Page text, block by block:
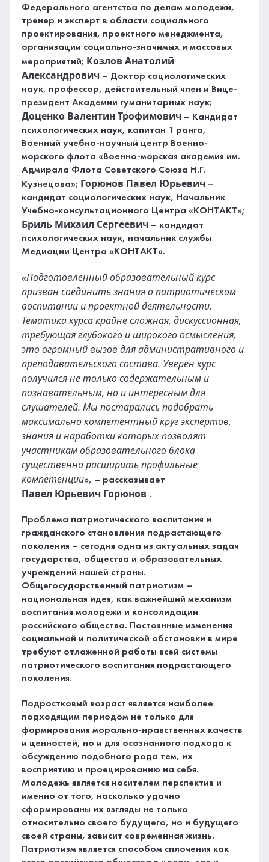
Федерального агентства по делам молодежи,
тренер и эксперт в области социального
проектирования, проектного менеджмента,
организации социально-значимых и массовых
мероприятий; Козлов Анатолий
Александрович – Доктор социологических
наук, профессор, действительный член и Вице-
президент Академии гуманитарных наук;
Доценко Валентин Трофимович – Кандидат
психологических наук, капитан 1 ранга,
Военный учебно-научный центр Военно-
морского флота «Военно-морская академия им.
Адмирала Флота Советского Союза Н.Г.
Кузнецова»; Горюнов Павел Юрьевич –
кандидат социологических наук, Начальник
Учебно-консультационного Центра «КОНТАКТ»;
Бриль Михаил Сергеевич – кандидат
психологических наук, начальник службы
Медиации Центра «КОНТАКТ».
«Подготовленный образовательный курс
призван соединить знания о патриотическом
воспитании и проектной деятельности.
Тематика курса крайне сложная, дискуссионная,
требующая глубокого и широкого осмысления,
это огромный вызов для административного и
преподавательского состава. Уверен курс
получился не только содержательным и
познавательным, но и интересным для
слушателей. Мы постарались подобрать
максимально компетентный круг экспертов,
знания и наработки которых позволят
участникам образовательного блока
существенно расширить профильные
компетенции», – рассказывает
Павел Юрьевич Горюнов .
Проблема патриотического воспитания и
гражданского становления подрастающего
поколения – сегодня одна из актуальных задач
государства, общества и образовательных
учреждений нашей страны.
Общегосударственный патриотизм –
национальная идея, как важнейший механизм
воспитания молодежи и консолидации
российского общества. Постоянные изменения
социальной и политической обстановки в мире
требуют отлаженной работы всей системы
патриотического воспитания подрастающего
поколения.
Подростковый возраст является наиболее
подходящим периодом не только для
формирования морально-нравственных качеств
и ценностей, но и для осознанного подхода к
обсуждению подобного рода тем, их
восприятию и проецированию на себя.
Молодежь является носителем перспектив и
именно от того, насколько удачно
сформированы их взгляды не только
относительно своего будущего, но и будущего
своей страны, зависит современная жизнь.
Патриотизм является способом сплочения как